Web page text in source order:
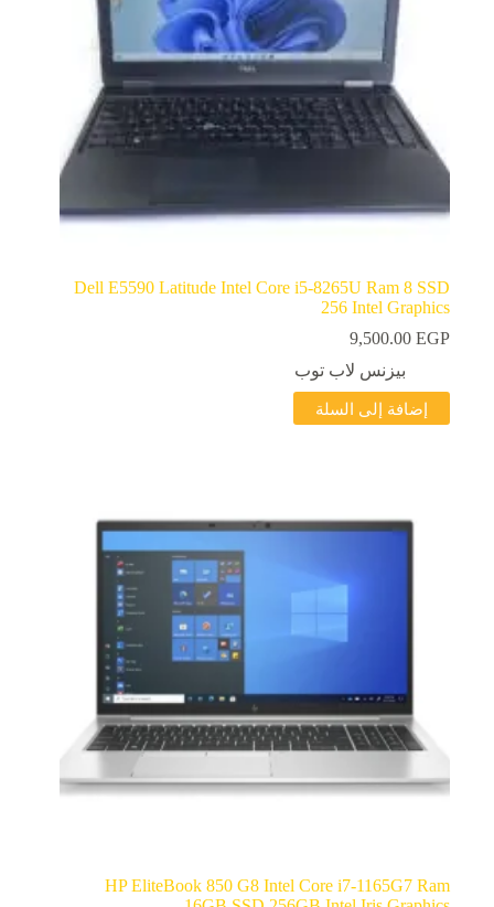
Dell E5590 Latitude Intel Core i5-8265U Ram 8 SSD
256 Intel Graphics
9,500.00 EGP
بيزنس لاب توب
إضافة إلى السلة
HP EliteBook 850 G8 Intel Core i7-1165G7 Ram